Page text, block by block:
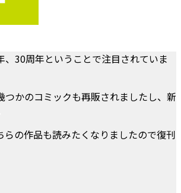
、30周年ということで注目されていま
つかのコミックも再販されましたし、新
らの作品も読みたくなりましたので復刊